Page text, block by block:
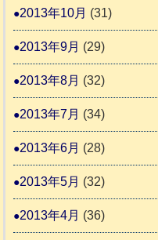
2013年10月 (31)
2013年9月 (29)
2013年8月 (32)
2013年7月 (34)
2013年6月 (28)
2013年5月 (32)
2013年4月 (36)